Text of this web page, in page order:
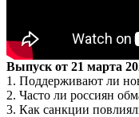
Выпуск от 21 марта
1. Поддерживают ли
2. Часто ли россиян
3. Как санкции